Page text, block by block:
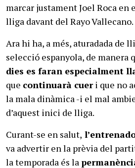
marcar justament Joel Roca
lliga davant del Rayo Vallecano.
Ara hi ha, a més, aturadada de
selecció espanyola, de manera
dies es faran especialment
que continuarà cueri que no
la mala dinàmica -i el mal
d’aquest inici de lliga.
Curant-se en salut,
va advertir en la prèvia del
la temporada és la